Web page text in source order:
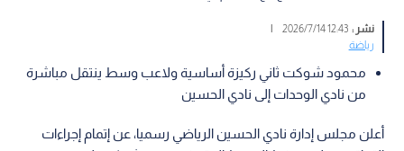
نشر :12:43 2026/7/14
|
رياضة
محمود شوكت ثاني ركيزة أساسية ولاعب وسط ينتقل مباشرة
من نادي الوحدات إلى نادي الحسين
أعلن مجلس إدارة نادي الحسين الرياضي رسميا، عن إتمام إجراءات